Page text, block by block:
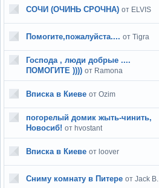
СОЧИ (ОЧИНЬ СРОЧНА) от ELVIS
Помогите,пожалуйста.... от Tigra
Господа , люди добрые ....
ПОМОГИТЕ )))) от Ramona
Вписка в Киеве от Ozim
погорелый домик жыть-чинить,
Новосиб! от hvostant
Вписка в Киеве от loover
Сниму комнату в Питере от Jack B.